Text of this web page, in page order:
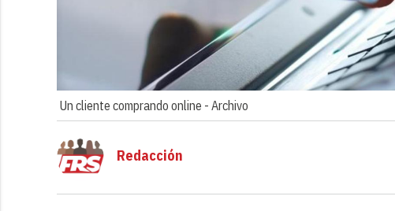
Un cliente comprando online - Archivo
Redacción